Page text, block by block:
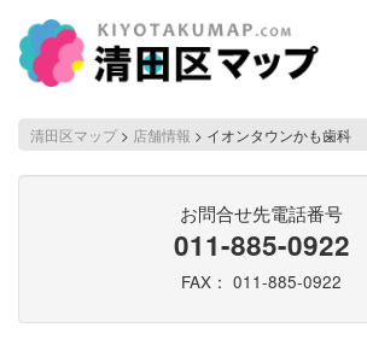
清田区マップ > 店舗情報 > イオンタウンかも歯科
お問合せ先電話番号
011-885-0922
FAX： 011-885-0922